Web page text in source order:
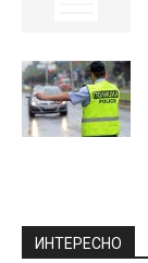
ИНТЕРЕСНО